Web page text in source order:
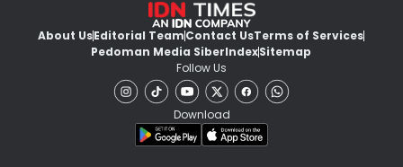
About UsEditorial TeamContact UsTerms of Services
Pedoman Media SiberIndexSitemap
Follow Us
Download